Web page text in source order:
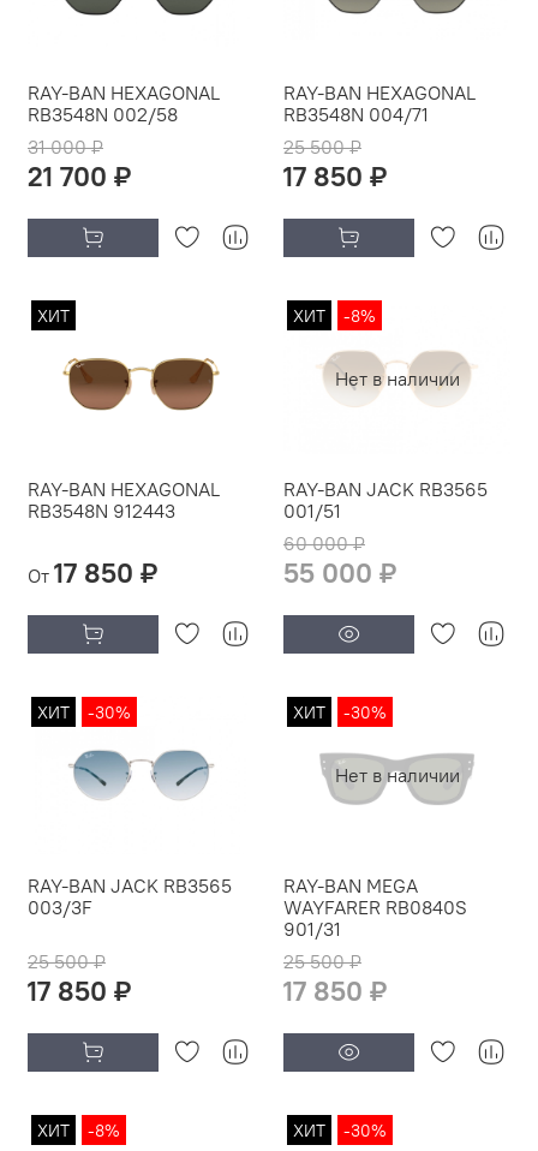
RAY-BAN HEXAGONAL
RB3548N 002/58
31 000 ₽
21 700 ₽
RAY-BAN HEXAGONAL
RB3548N 004/71
25 500 ₽
17 850 ₽
ХИТ
RAY-BAN HEXAGONAL
RB3548N 912443
От 17 850 ₽
Нет в наличии
ХИТ -8%
RAY-BAN JACK RB3565
001/51
60 000 ₽
55 000 ₽
ХИТ -30%
RAY-BAN JACK RB3565
003/3F
25 500 ₽
17 850 ₽
Нет в наличии
ХИТ -30%
RAY-BAN MEGA
WAYFARER RB0840S
901/31
25 500 ₽
17 850 ₽
ХИТ -8% ХИТ -30%